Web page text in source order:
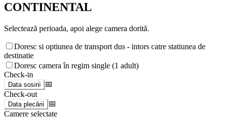
CONTINENTAL
Selectează perioada, apoi alege camera dorită.
Doresc si optiunea de transport dus - intors catre statiunea de
destinatie
Doresc camera în regim single (1 adult)
Check-in
Data sosirii
📅
Check-out
Data plecării
📅
Camere selectate